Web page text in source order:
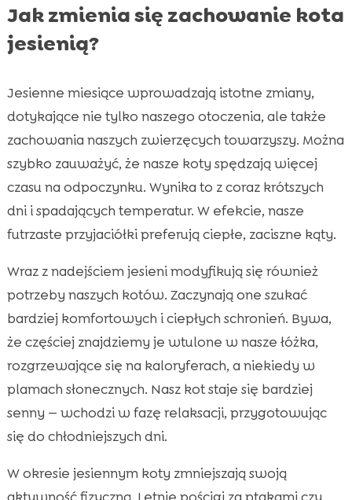
Jak zmienia się zachowanie kota
jesienią?
Jesienne miesiące wprowadzają istotne zmiany,
dotykające nie tylko naszego otoczenia, ale także
zachowania naszych zwierzęcych towarzyszy. Można
szybko zauważyć, że nasze koty spędzają więcej
czasu na odpoczynku. Wynika to z coraz krótszych
dni i spadających temperatur. W efekcie, nasze
futrzaste przyjaciółki preferują ciepłe, zaciszne kąty.
Wraz z nadejściem jesieni modyfikują się również
potrzeby naszych kotów. Zaczynają one szukać
bardziej komfortowych i ciepłych schronień. Bywa,
że częściej znajdziemy je wtulone w nasze łóżka,
rozgrzewające się na kaloryferach, a niekiedy w
plamach słonecznych. Nasz kot staje się bardziej
senny — wchodzi w fazę relaksacji, przygotowując
się do chłodniejszych dni.
W okresie jesiennym koty zmniejszają swoją